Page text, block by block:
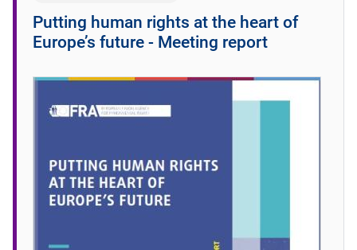
Putting human rights at the heart of
Europe’s future - Meeting report